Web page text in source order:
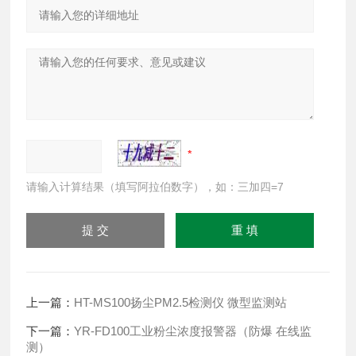
请输入计算结果（填写阿拉伯数字），如：三加四=7
上一篇： HT-MS100扬尘PM2.5检测仪 微型监测站
下一篇：YR-FD100工业粉尘浓度报警器（防爆 在线监
测）